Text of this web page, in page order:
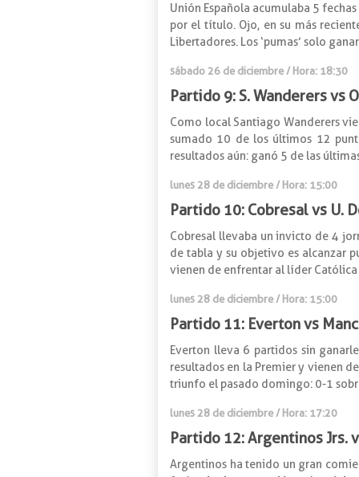
Unión Española acumulaba 5
por el título. Ojo, en su más
Libertadores. Los ‘pumas’ solo
sábado 26 de diciembre / Hora: 18:30
Partido 9: S. Wanderers vs
Como local Santiago Wanderers
sumado 10 de los últimos 12
resultados aún: ganó 5 de las
lunes 28 de diciembre / Hora: 15:00
Partido 10: Cobresal vs U.
Cobresal llevaba un invicto de 4
de tabla y su objetivo es alcanzar
vienen de enfrentar al líder Católica
lunes 28 de diciembre / Hora: 15:00
Partido 11: Everton vs
Everton lleva 6 partidos sin
resultados en la Premier y vienen
triunfo el pasado domingo: 0-1
lunes 28 de diciembre / Hora: 17:20
Partido 12: Argentinos Jrs.
Argentinos ha tenido un gran